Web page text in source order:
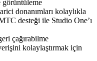
donanımları kolaylıkla
desteği ile Studio One’ı
çağırabilme
kolaylaştırmak için